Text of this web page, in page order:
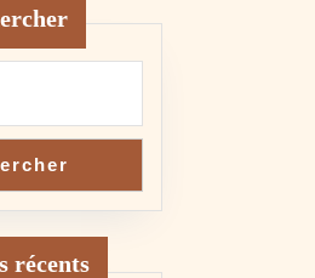
récents